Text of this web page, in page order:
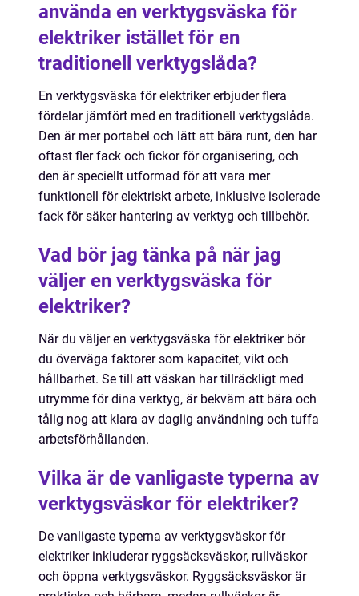
använda en verktygsväska för
elektriker istället för en
traditionell verktygslåda?
En verktygsväska för elektriker erbjuder flera
fördelar jämfört med en traditionell verktygslåda.
Den är mer portabel och lätt att bära runt, den har
oftast fler fack och fickor för organisering, och
den är speciellt utformad för att vara mer
funktionell för elektriskt arbete, inklusive isolerade
fack för säker hantering av verktyg och tillbehör.
Vad bör jag tänka på när jag
väljer en verktygsväska för
elektriker?
När du väljer en verktygsväska för elektriker bör
du överväga faktorer som kapacitet, vikt och
hållbarhet. Se till att väskan har tillräckligt med
utrymme för dina verktyg, är bekväm att bära och
tålig nog att klara av daglig användning och tuffa
arbetsförhållanden.
Vilka är de vanligaste typerna av
verktygsväskor för elektriker?
De vanligaste typerna av verktygsväskor för
elektriker inkluderar ryggsäcksväskor, rullväskor
och öppna verktygsväskor. Ryggsäcksväskor är